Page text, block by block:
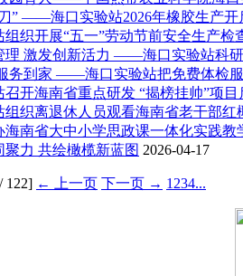
” ——海口实验站2026年橡胶生产开
组织开展“五一”劳动节前安全生产检
理 激发创新活力 ——海口实验站科
务到家 ——海口实验站把免费体检服
召开海南省重点研发 “揭榜挂帅”项目
组织离退休人员观看海南省老干部红
海南省大中小学思政课一体化实践
聚力 共绘橄榄新蓝图 2026-04-17
122] ← 上一页 下一页 → 1 234...